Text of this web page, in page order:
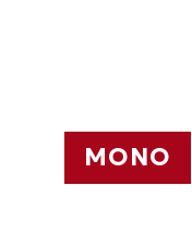
ΜΟΝΟ